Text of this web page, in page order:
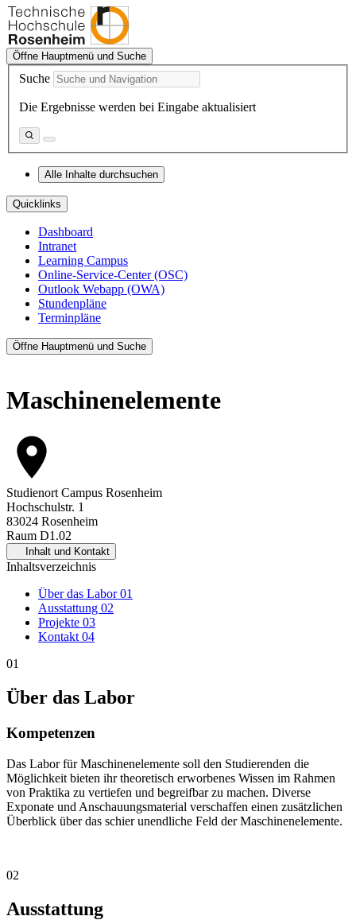
Öffne Hauptmenü und Suche
Suche
Die Ergebnisse werden bei Eingabe aktualisiert
Alle Inhalte durchsuchen
Quicklinks
Dashboard
Intranet
Learning Campus
Online-Service-Center (OSC)
Outlook Webapp (OWA)
Stundenpläne
Terminpläne
Öffne Hauptmenü und Suche
Maschinenelemente
StudienortCampus Rosenheim
Hochschulstr. 1
83024 Rosenheim
Raum D1.02
Inhalt und Kontakt
Inhaltsverzeichnis
Über das Labor01
Ausstattung 02
Projekte 03
Kontakt04
01
Über das Labor
Kompetenzen
Das Labor für Maschinenelemente soll den Studierenden die
Möglichkeit bieten ihr theoretisch erworbenes Wissen im Rahmen
von Praktika zu vertiefen und begreifbar zu machen. Diverse
Exponate und Anschauungsmaterial verschaffen einen zusätzlichen
Überblick über das schier unendliche Feld der Maschinenelemente.
02
Ausstattung